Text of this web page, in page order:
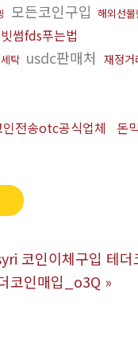
모든코인구입 해외선
빗썸fds푸는법
탁 usdc판매처 재정거
인전송otc공식업체 돈
코인이체구입 테더
코인매입_o3Q »